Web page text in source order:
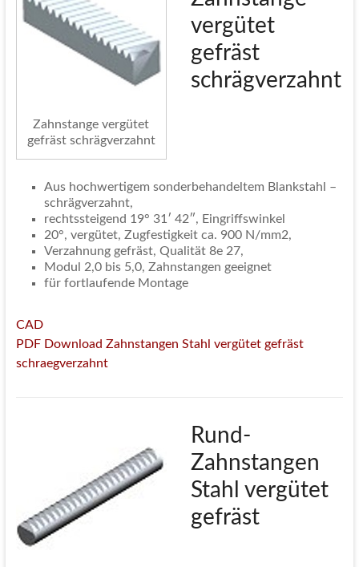
Zahnstange vergütet
gefräst schrägverzahnt
vergütet
gefräst
schrägverzahnt
Aus hochwertigem sonderbehandeltem Blankstahl –
schrägverzahnt,
rechtssteigend 19° 31′ 42″, Eingriffswinkel
20°, vergütet, Zugfestigkeit ca. 900 N/mm2,
Verzahnung gefräst, Qualität 8e 27,
Modul 2,0 bis 5,0, Zahnstangen geeignet
für fortlaufende Montage
CAD
PDF Download Zahnstangen Stahl vergütet gefräst
schraegverzahnt
Rund-
Zahnstangen
Stahl vergütet
gefräst